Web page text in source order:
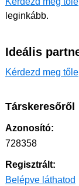
leginkább.
Ideális
Kérdezd meg tőle
Társkeresőről
Azonosító:
728358
Regisztrált:
Belépve láthatod